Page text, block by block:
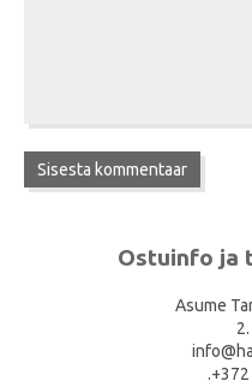
Ostuinfo ja
Asume